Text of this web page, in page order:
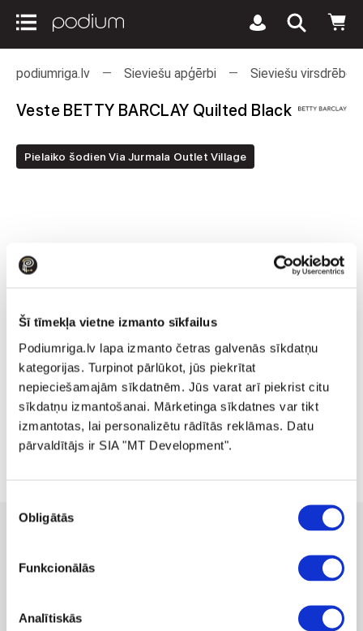
Šī tīmekļa vietne izmanto sīkfailus
Podiumriga.lv lapa izmanto četras galvenās sīkdatņu
kategorijas. Turpinot pārlūkot, jūs piekrītat
nepieciešamajām sīkdatnēm. Jūs varat arī piekrist citu
sīkdatņu izmantošanai. Mārketinga sīkdatnes var tikt
izmantotas, lai personalizētu rādītās reklāmas. Datu
pārvaldītājs ir SIA "MT Development".
izvēle
Obligātās
Funkcionālās
Analītiskās
podiumriga.lv Sieviešu apģērbi Sieviešu virsdrēbes
Veste BETTY BARCLAY Quilted Black
Pielaiko šodien Via Jurmala Outlet Village
104.99
Pieejamība:1 gab
Iekļaut salīdzināšanā Pievienot vēlmju sarakstam